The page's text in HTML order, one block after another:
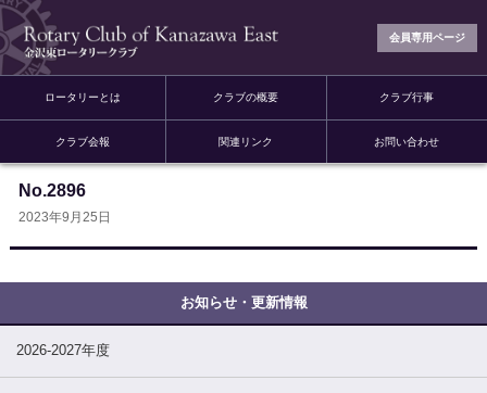
会員専用ページ
ロータリーとは クラブの概要 クラブ行事
クラブ会報 関連リンク お問い合わせ
No.2896
2023年9月25日
2026-2027年度